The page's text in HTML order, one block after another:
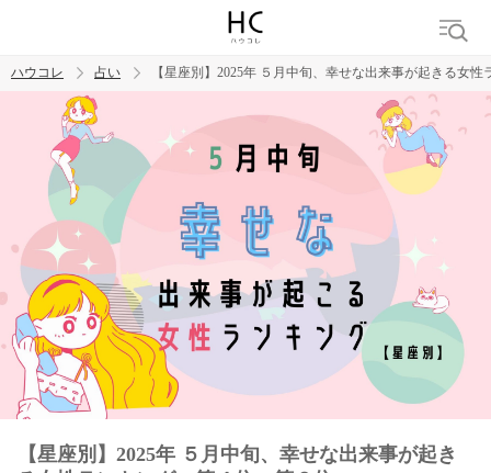
トレンド ワード
ハウコレ 占い 【星座別】2025年 ５月中旬、幸せな出来事が起きる女
【星座別】2025年 ５月中旬、幸せな出来事が起き